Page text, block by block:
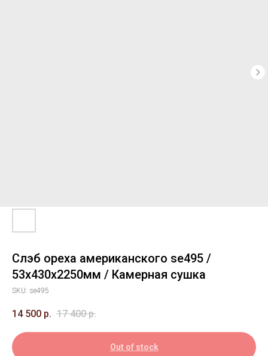
Слэб ореха американского se495 /
53х430х2250мм / Камерная сушка
SKU: se495
14 500 р. 17 400 р.
Out of stock